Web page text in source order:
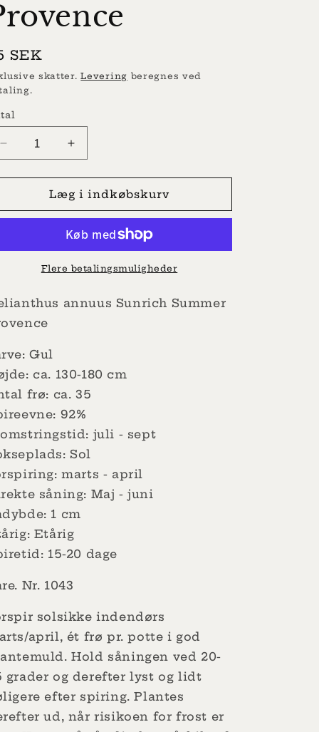
SEK
skatter.Levering beregnes ved
Reducer
antallet
for
Solsikke
-
Øg
antallet
for
Solsikke
-
Provence
Læg i indkøbskurv
Flere betalingsmuligheder
annuus Sunrich Summer
Gul
ca. 130-180 cm
frø: ca. 35
92%
juli - sept
Sol
marts - april
såning: Maj - juni
1 cm
Etårig
15-20 dage
Nr. 1043
solsikke indendørs
april, ét frø pr. potte i god
Hold såningen ved 20-
grader og derefter lyst og lidt
efter spiring.Plantes
ud, når risikoen for frost er